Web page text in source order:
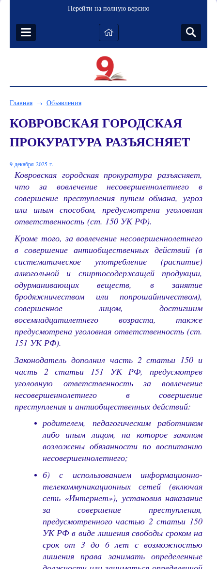
Перейти на полную версию
Главная → Объявления
КОВРОВСКАЯ ГОРОДСКАЯ
ПРОКУРАТУРА РАЗЪЯСНЯЕТ
9 декабря 2025 г.
Ковровская городская прокуратура разъясняет,
что за вовлечение несовершеннолетнего в
совершение преступления путем обмана, угроз
или иным способом, предусмотрена уголовная
ответственность (ст. 150 УК РФ).
Кроме того, за вовлечение несовершеннолетнего
в совершение антиобщественных действий (в
систематическое употребление (распитие)
алкогольной и спиртосодержащей продукции,
одурманивающих веществ, в занятие
бродяжничеством или попрошайничеством),
совершенное лицом, достигшим
восемнадцатилетнего возраста, также
предусмотрена уголовная ответственность (ст.
151 УК РФ).
Законодатель дополнил часть 2 статьи 150 и
часть 2 статьи 151 УК РФ, предусмотрев
уголовную ответственность за вовлечение
несовершеннолетнего в совершение
преступления и антиобщественных действий:
родителем, педагогическим работником
либо иным лицом, на которое законом
возложены обязанности по воспитанию
несовершеннолетнего;
б) с использованием информационно-
телекоммуникационных сетей (включая
сеть «Интернет»), установив наказание
за совершение преступления,
предусмотренного частью 2 статьи 150
УК РФ в виде лишения свободы сроком на
срок от 3 до 6 лет с возможностью
лишения права занимать определенные